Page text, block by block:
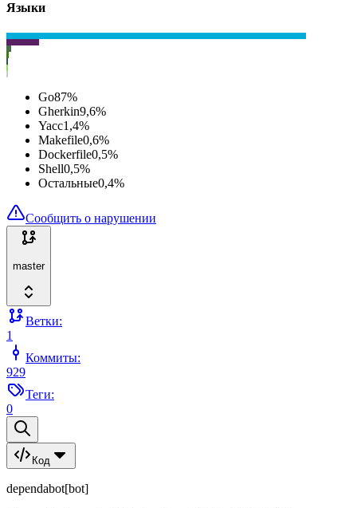
Языки
Go87%
Gherkin9,6%
Yacc1,4%
Makefile0,6%
Dockerfile0,5%
Shell0,5%
Остальные0,4%
Сообщить о нарушении
master
Ветки:
1
Коммиты:
929
Теги:
0
Код
dependabot[bot]